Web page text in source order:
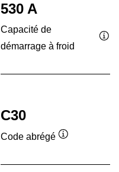
530 A
Capacité de
démarrage à froid
C30
Code abrégé